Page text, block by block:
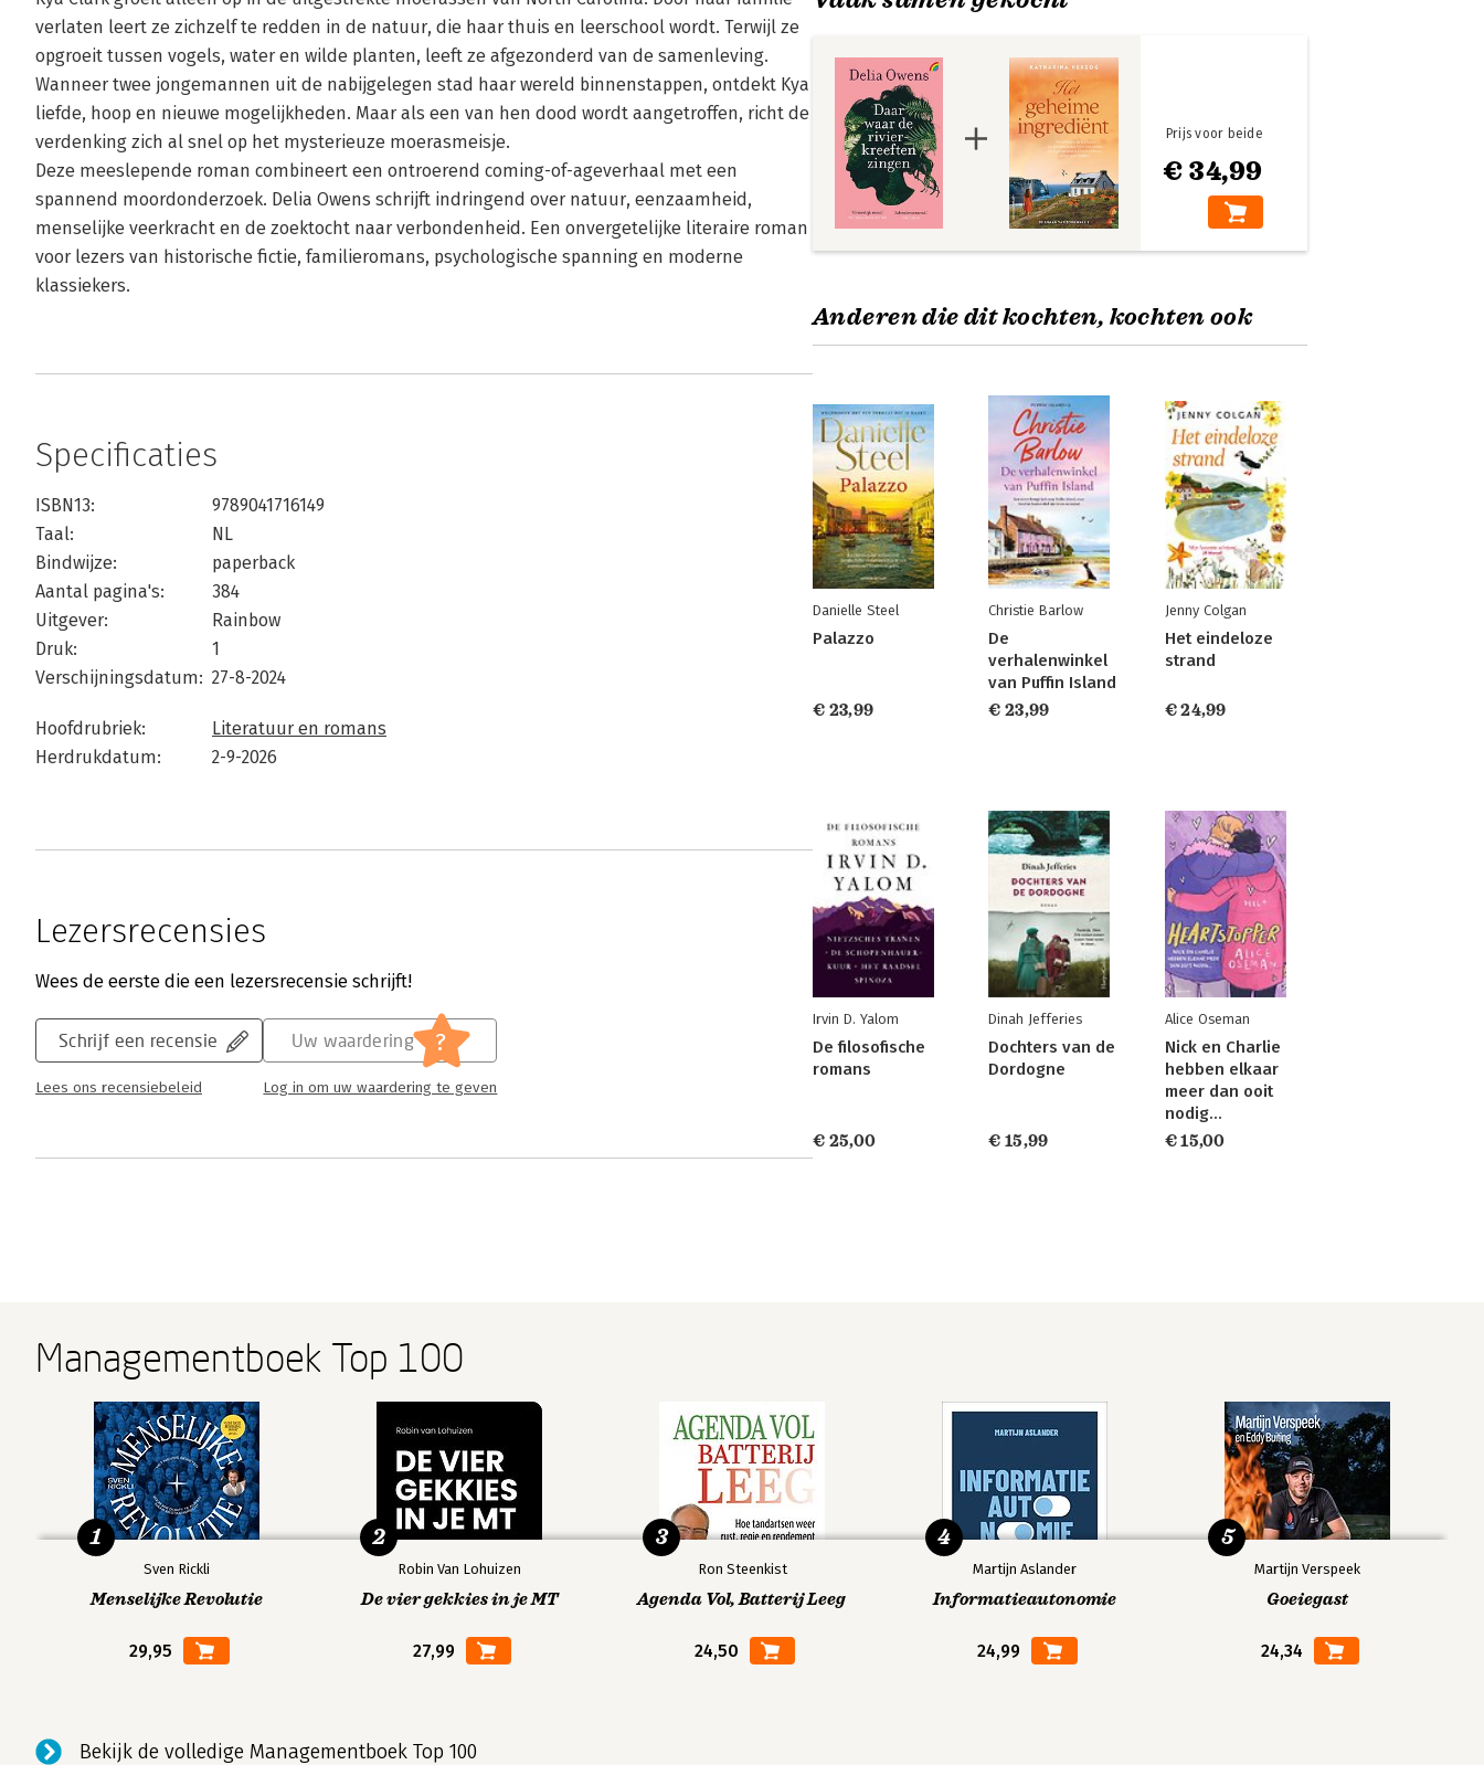
verlaten leert ze zichzelf te redden in de natuur, die haar thuis en leerschool wordt. Terwijl ze
opgroeit tussen vogels, water en wilde planten, leeft ze afgezonderd van de samenleving.
Wanneer twee jongemannen uit de nabijgelegen stad haar wereld binnenstappen, ontdekt Kya
liefde, hoop en nieuwe mogelijkheden. Maar als een van hen dood wordt aangetroffen, richt de
verdenking zich al snel op het mysterieuze moerasmeisje.
Deze meeslepende roman combineert een ontroerend coming-of-ageverhaal met een
spannend moordonderzoek. Delia Owens schrijft indringend over natuur, eenzaamheid,
menselijke veerkracht en de zoektocht naar verbondenheid. Een onvergetelijke literaire roman
voor lezers van historische fictie, familieromans, psychologische spanning en moderne
klassiekers.
Specificaties
ISBN13:
9789041716149
Taal:
NL
Bindwijze:
paperback
Aantal pagina's:
384
Uitgever:
Rainbow
Druk:
1
Verschijningsdatum: 27-8-2024
Hoofdrubriek:
Literatuur en romans
Herdrukdatum:
2-9-2026
Lezersrecensies
Wees de eerste die een lezersrecensie schrijft!
Schrijf een recensie
Lees ons recensiebeleid
Uw waardering ?
Log in om uw waardering te geven
€ 34,99
Prijs voor beide
Anderen die dit kochten, kochten ook
Danielle Steel
Palazzo
€ 23,99
Christie Barlow
De
verhalenwinkel
van Puffin Island
€ 23,99
Jenny Colgan
Het eindeloze
strand
€ 24,99
Irvin D. Yalom
De filosofische
romans
€ 25,00
Dinah Jefferies
Dochters van de
Dordogne
€ 15,99
Alice Oseman
Nick en Charlie
hebben elkaar
meer dan ooit
nodig…
€ 15,00
Managementboek Top 100
Sven Rickli
Menselijke Revolutie
29,95
1
Robin Van Lohuizen
De vier gekkies in je MT
27,99
2
Ron Steenkist
Agenda Vol, Batterij Leeg
24,50
3
Martijn Aslander
Informatieautonomie
24,99
4
Martijn Verspeek
Goeiegast
24,34
5
Bekijk de volledige Managementboek Top 100